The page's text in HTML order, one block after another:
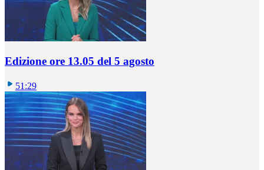
Edizione ore 13.05 del 5 agosto
51:29